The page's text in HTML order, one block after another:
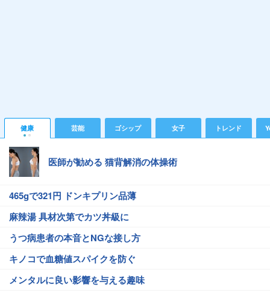
健康 芸能 ゴシップ 女子 トレンド
医師が勧める 猫背解消の体操術
465gで321円 ドンキプリン品薄
麻辣湯 具材次第でカツ丼級に
うつ病患者の本音とNGな接し方
キノコで血糖値スパイクを防ぐ
メンタルに良い影響を与える趣味